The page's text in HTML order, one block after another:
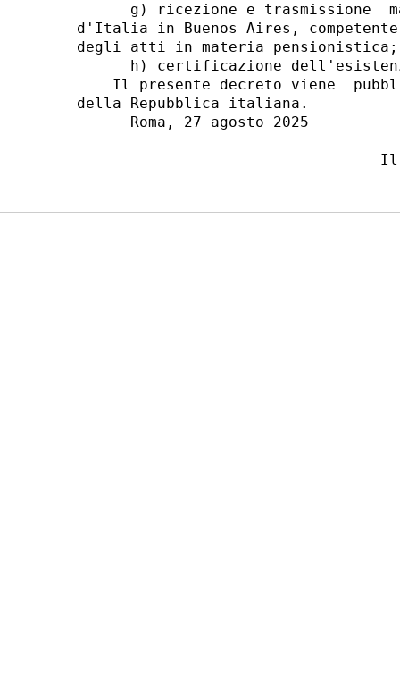
g) ricezione e trasmissione
d'Italia in Buenos Aires,
degli atti in materia
h) certificazione
Il presente decreto viene
della Repubblica italiana.
      Roma, 27 agosto 2025